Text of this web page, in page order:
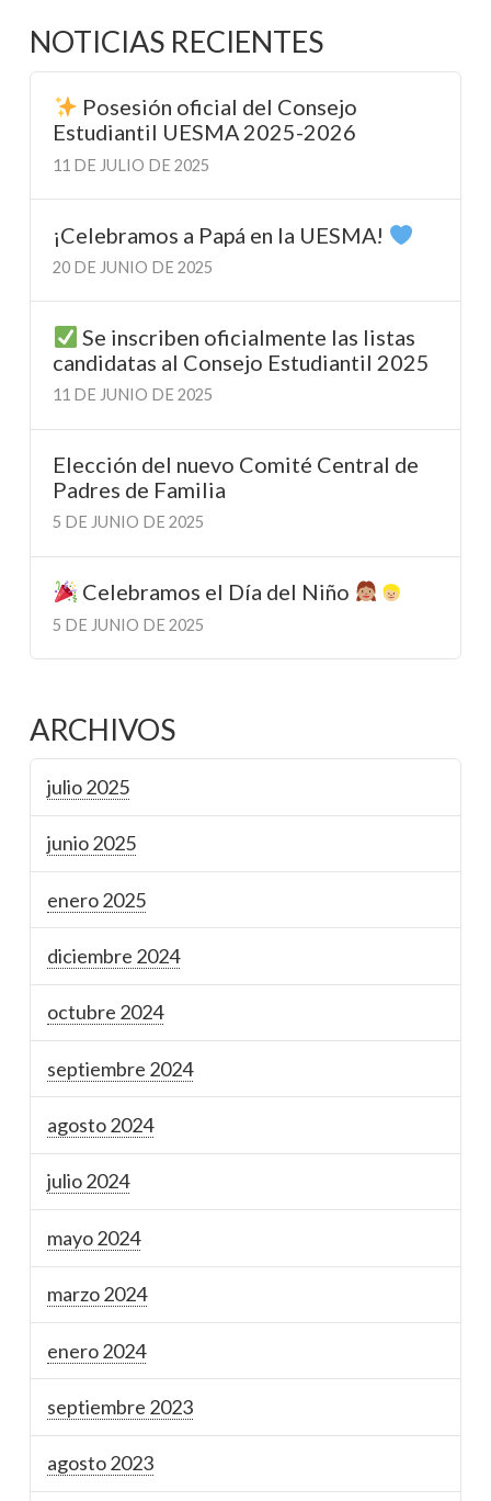
NOTICIAS RECIENTES
Posesión oficial del Consejo
Estudiantil UESMA 2025-2026
11 DE JULIO DE 2025
¡Celebramos a Papá en la UESMA!
20 DE JUNIO DE 2025
Se inscriben oficialmente las listas
candidatas al Consejo Estudiantil 2025
11 DE JUNIO DE 2025
Elección del nuevo Comité Central de
Padres de Familia
5 DE JUNIO DE 2025
Celebramos el Día del Niño
5 DE JUNIO DE 2025
ARCHIVOS
julio 2025
junio 2025
enero 2025
diciembre 2024
octubre 2024
septiembre 2024
agosto 2024
julio 2024
mayo 2024
marzo 2024
enero 2024
septiembre 2023
agosto 2023